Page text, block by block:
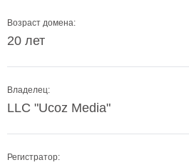
Возраст домена:
20 лет
Владелец:
LLC "Ucoz Media"
Регистратор: